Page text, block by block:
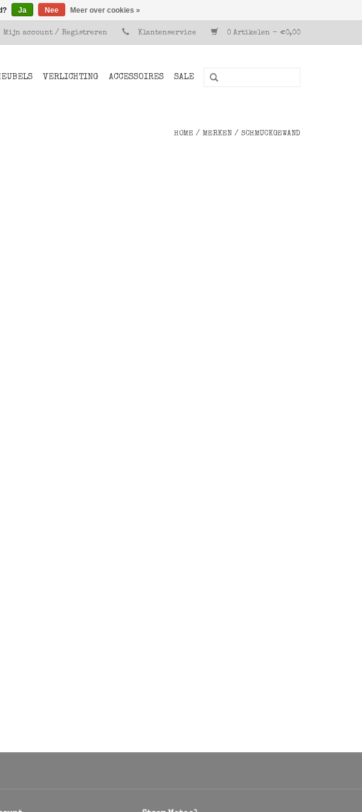
Mijn account / Registreren Klantenservice 0 Artikelen - €0,00
VERLICHTING ACCESSOIRES SALE
HOME / MERKEN / SCHMUCKGEWAND
Ja Nee Meer over cookies »